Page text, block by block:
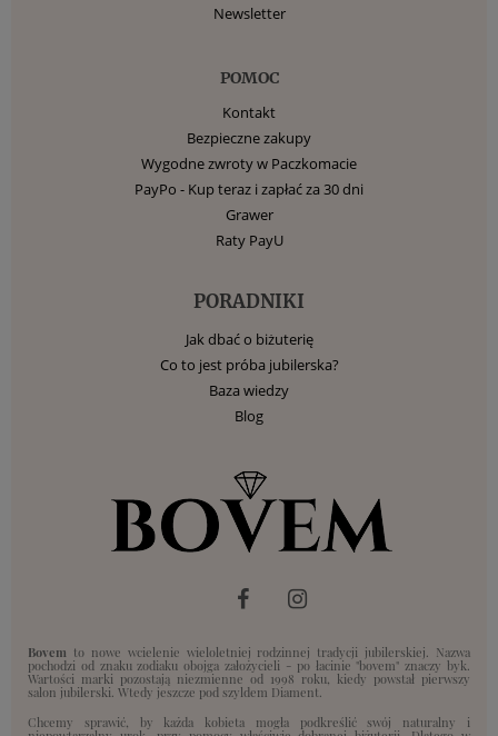
Newsletter
POMOC
Kontakt
Bezpieczne zakupy
Wygodne zwroty w Paczkomacie
PayPo - Kup teraz i zapłać za 30 dni
Grawer
Raty PayU
PORADNIKI
Jak dbać o biżuterię
Co to jest próba jubilerska?
Baza wiedzy
Blog
Bovem to nowe wcielenie wieloletniej rodzinnej tradycji jubilerskiej. Nazwa
pochodzi od znaku zodiaku obojga założycieli - po łacinie "bovem" znaczy byk.
Wartości marki pozostają niezmienne od 1998 roku, kiedy powstał pierwszy
salon jubilerski. Wtedy jeszcze pod szyldem Diament.
Chcemy sprawić, by każda kobieta mogła podkreślić swój naturalny i